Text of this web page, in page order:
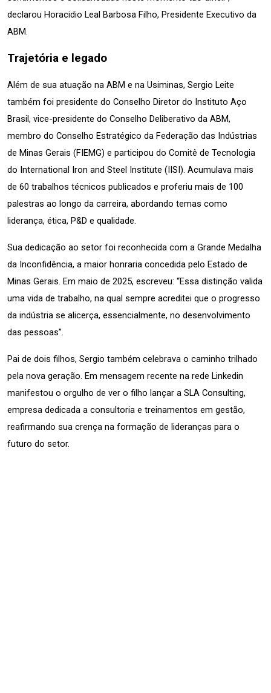
declarou Horacidio Leal Barbosa Filho, Presidente Executivo da
ABM.
Trajetória e legado
Além de sua atuação na ABM e na Usiminas, Sergio Leite
também foi presidente do Conselho Diretor do Instituto Aço
Brasil, vice-presidente do Conselho Deliberativo da ABM,
membro do Conselho Estratégico da Federação das Indústrias
de Minas Gerais (FIEMG) e participou do Comitê de Tecnologia
do International Iron and Steel Institute (IISI). Acumulava mais
de 60 trabalhos técnicos publicados e proferiu mais de 100
palestras ao longo da carreira, abordando temas como
liderança, ética, P&D e qualidade.
Sua dedicação ao setor foi reconhecida com a Grande Medalha
da Inconfidência, a maior honraria concedida pelo Estado de
Minas Gerais. Em maio de 2025, escreveu: “Essa distinção valida
uma vida de trabalho, na qual sempre acreditei que o progresso
da indústria se alicerça, essencialmente, no desenvolvimento
das pessoas”.
Pai de dois filhos, Sergio também celebrava o caminho trilhado
pela nova geração. Em mensagem recente na rede Linkedin
manifestou o orgulho de ver o filho lançar a SLA Consulting,
empresa dedicada a consultoria e treinamentos em gestão,
reafirmando sua crença na formação de lideranças para o
futuro do setor.